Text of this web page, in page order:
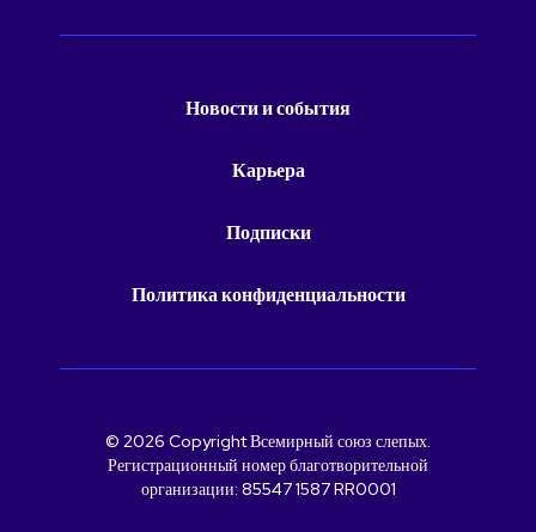
Новости и события
Карьера
Подписки
Политика конфиденциальности
© 2026 Copyright Всемирный союз слепых.
Регистрационный номер благотворительной
организации: 85547 1587 RR0001